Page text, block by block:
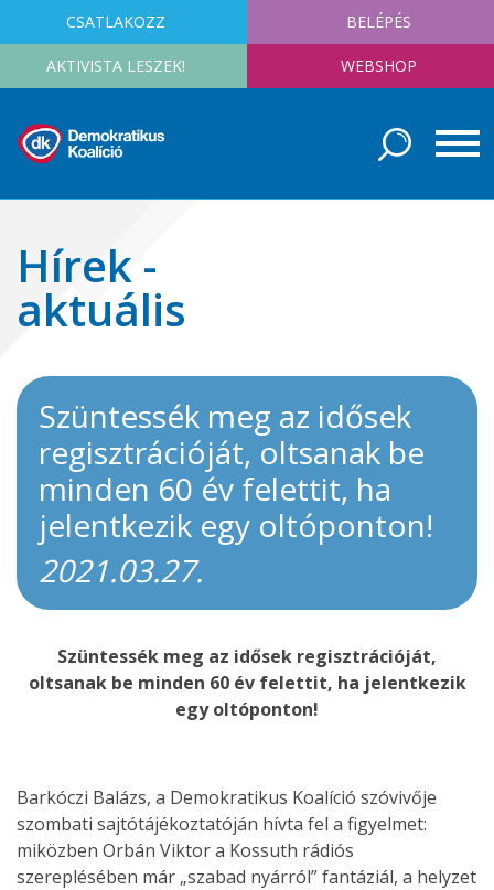
CSATLAKOZZ BELÉPÉS
AKTIVISTA LESZEK! WEBSHOP
Hírek -
aktuális
Szüntessék meg az idősek
regisztrációját, oltsanak be
minden 60 év felettit, ha
jelentkezik egy oltóponton!
2021.03.27.
Szüntessék meg az idősek regisztrációját,
oltsanak be minden 60 év felettit, ha jelentkezik
egy oltóponton!
Barkóczi Balázs, a Demokratikus Koalíció szóvivője
szombati sajtótájékoztatóján hívta fel a figyelmet:
miközben Orbán Viktor a Kossuth rádiós
szereplésében már „szabad nyárról” fantáziál, a helyzet